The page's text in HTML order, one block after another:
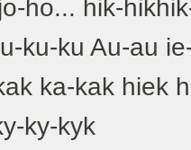
ho... hik-
ku-ku Au-au
ka-kak hiek
ky-kyk